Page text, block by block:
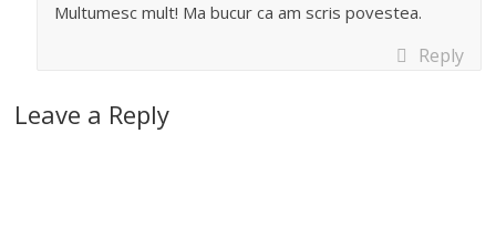
Multumesc mult! Ma bucur ca am scris povestea.
Reply
Leave a Reply